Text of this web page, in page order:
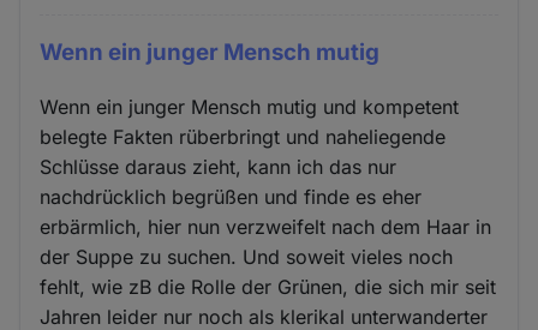
Wenn ein junger Mensch mutig
Wenn ein junger Mensch mutig und kompetent
belegte Fakten rüberbringt und naheliegende
Schlüsse daraus zieht, kann ich das nur
nachdrücklich begrüßen und finde es eher
erbärmlich, hier nun verzweifelt nach dem Haar in
der Suppe zu suchen. Und soweit vieles noch
fehlt, wie zB die Rolle der Grünen, die sich mir seit
Jahren leider nur noch als klerikal unterwanderter